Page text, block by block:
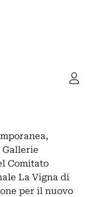
Comitato
La Vigna di
per il nuovo